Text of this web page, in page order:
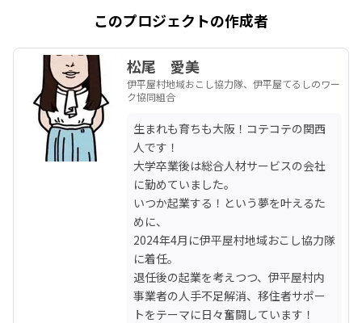
このプロジェクトの作成者
松尾 愛美
伊平屋村地域おこし協力隊、伊平屋てるしのワー
ク協同組合
生まれも育ちも大阪！コテコテの関西
人です！
大学卒業後は総合人材サービスの会社
に勤めていました。
いつか起業する！という夢を叶えるた
めに、
2024年4月に伊平屋村地域おこし協力隊
に着任。
退任後の起業を考えつつ、伊平屋村内
事業者の人手不足解消、移住者サポー
トをテーマに日々奮闘しています！